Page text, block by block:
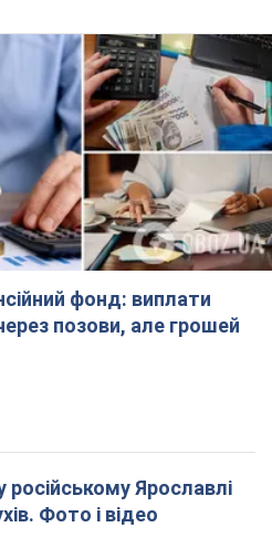
фонд: виплати
позови, але грошей
Ярославлі
Фото і відео